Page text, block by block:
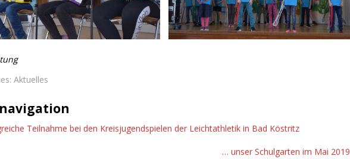
Aktuelles
Teilnahme bei den Kreisjugendspielen der Leichtathletik in Bad Köstritz
… unser Schulgarten im Mai 2019